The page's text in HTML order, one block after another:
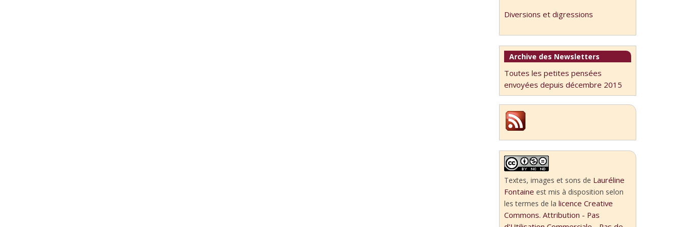
Diversions et digressions
Archive des Newsletters
Toutes les petites pensées
envoyées depuis décembre 2015
Textes, images et sons de Lauréline
Fontaine est mis à disposition selon
les termes de la licence Creative
Commons. Attribution - Pas